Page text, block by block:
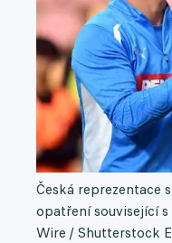
Česká reprezentace
opatření související s
Wire / Shutterstock